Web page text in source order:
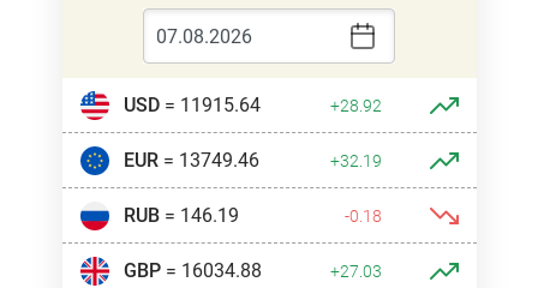
USD= 11915.64 +28.92
EUR= 13749.46 +32.19
RUB= 146.19 -0.18
GBP= 16034.88 +27.03